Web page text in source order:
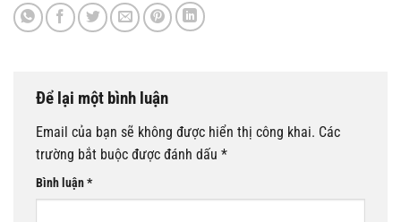
Để lại một bình luận
Email của bạn sẽ không được hiển thị công khai. Các
trường bắt buộc được đánh dấu *
Bình luận*